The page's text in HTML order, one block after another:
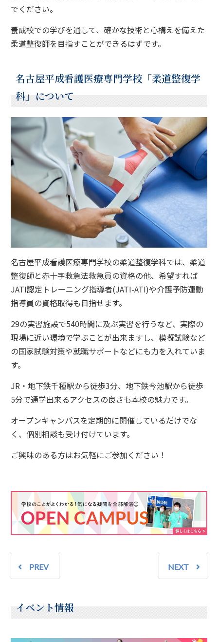
でください。
養成校での学びを通して、確かな技術と心構えを備えた
柔道整復師を目指すことができるはずです。
名古屋平成看護医療専門学校「柔道整復学
科」について
名古屋平成看護医療専門学校の柔道整復学科では、柔道
整復師と赤十字救急法救急員の資格の他、希望すれば
JATI認定トレーニング指導者(JATI-ATI)や介護予防運動
指導員の資格取得も目指せます。
29の実習施設で540時間に及ぶ実習を行うなど、実際の
現場に近い環境で学ぶことが出来ますし、模擬試験など
の国家試験対策や就職サポートなどにも力を入れていま
す。
JR・地下鉄千種駅から徒歩3分、地下鉄今池駅から徒歩
5分で通学出来るアクセスの良さも本校の魅力です。
オープンキャンパスを定期的に開催しているだけでな
く、個別相談も受け付けています。
ご興味のある方はお気軽にご参加ください！
PREV NEXT
イベント情報